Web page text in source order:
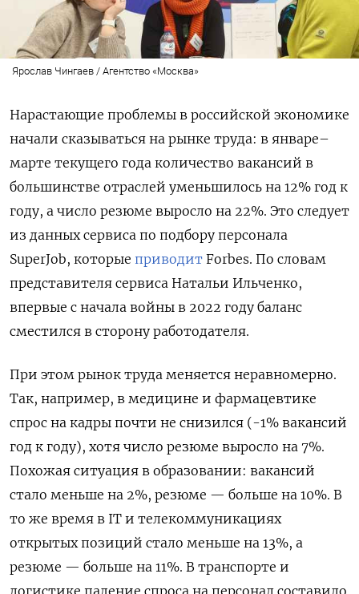
Ярослав Чингаев / Агентство «Москва»
Нарастающие проблемы в российской экономике
начали сказываться на рынке труда: в январе–
марте текущего года количество вакансий в
большинстве отраслей уменьшилось на 12% год к
году, а число резюме выросло на 22%. Это следует
из данных сервиса по подбору персонала
SuperJob, которые приводит Forbes. По словам
представителя сервиса Натальи Ильченко,
впервые с начала войны в 2022 году баланс
сместился в сторону работодателя.
При этом рынок труда меняется неравномерно.
Так, например, в медицине и фармацевтике
спрос на кадры почти не снизился (-1% вакансий
год к году), хотя число резюме выросло на 7%.
Похожая ситуация в образовании: вакансий
стало меньше на 2%, резюме — больше на 10%. В
то же время в IT и телекоммуникациях
открытых позиций стало меньше на 13%, а
резюме — больше на 11%. В транспорте и
логистике падение спроса на персонал составило